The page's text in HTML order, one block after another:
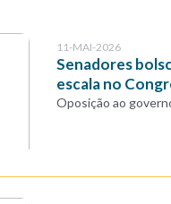
11-MAI-2026
Senadores
escala no
Oposição ao